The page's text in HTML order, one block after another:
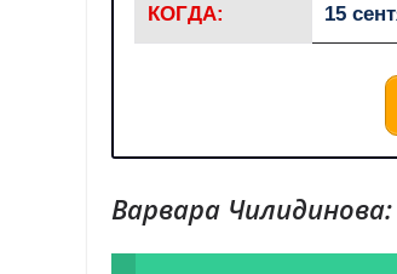
КОГДА: 15
Варвара